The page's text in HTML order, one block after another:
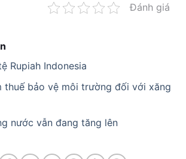
Đánh giá
Rupiah Indonesia
thuế bảo vệ môi trường đối với xăng
nước vẫn đang tăng lên